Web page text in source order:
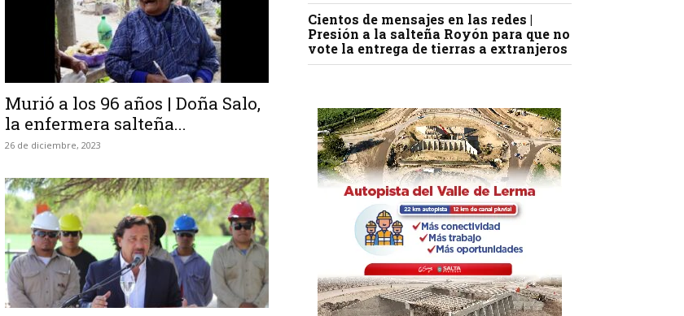
Murió a los 96 años | Doña Salo,
la enfermera salteña...
26 de diciembre, 2023
Cientos de mensajes en las redes |
Presión a la salteña Royón para que no
vote la entrega de tierras a extranjeros